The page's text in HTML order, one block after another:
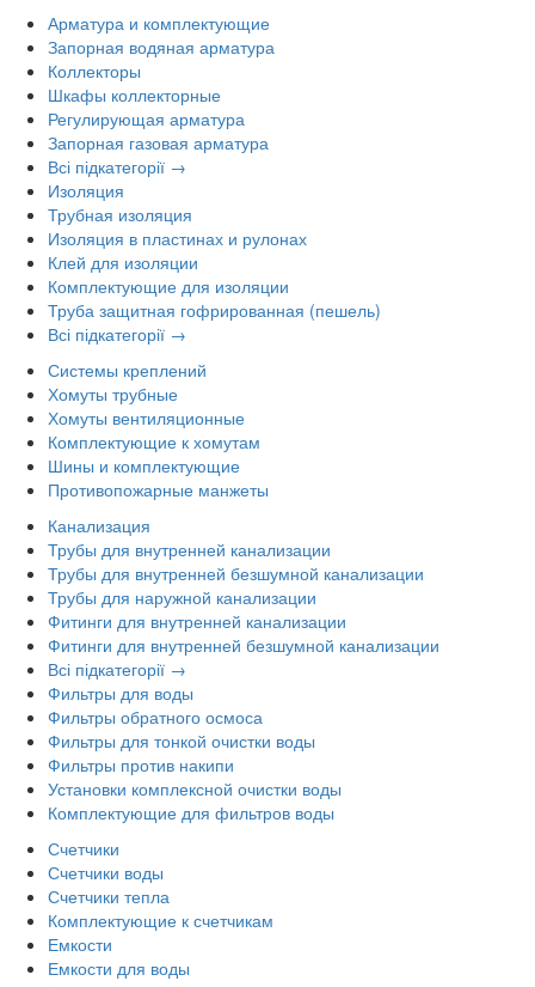
Арматура и комплектующие
Запорная водяная арматура
Коллекторы
Шкафы коллекторные
Регулирующая арматура
Запорная газовая арматура
Всі підкатегорії →
Изоляция
Трубная изоляция
Изоляция в пластинах и рулонах
Клей для изоляции
Комплектующие для изоляции
Труба защитная гофрированная (пешель)
Всі підкатегорії →
Системы креплений
Хомуты трубные
Хомуты вентиляционные
Комплектующие к хомутам
Шины и комплектующие
Противопожарные манжеты
Канализация
Трубы для внутренней канализации
Трубы для внутренней безшумной канализации
Трубы для наружной канализации
Фитинги для внутренней канализации
Фитинги для внутренней безшумной канализации
Всі підкатегорії →
Фильтры для воды
Фильтры обратного осмоса
Фильтры для тонкой очистки воды
Фильтры против накипи
Установки комплексной очистки воды
Комплектующие для фильтров воды
Счетчики
Счетчики воды
Счетчики тепла
Комплектующие к счетчикам
Емкости
Емкости для воды